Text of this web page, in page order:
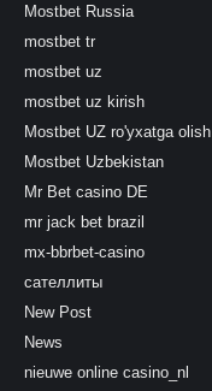
Mostbet Russia
mostbet tr
mostbet uz
mostbet uz kirish
Mostbet UZ ro'yxatga olish
Mostbet Uzbekistan
Mr Bet casino DE
mr jack bet brazil
mx-bbrbet-casino
сателлиты
New Post
News
nieuwe online casino_nl